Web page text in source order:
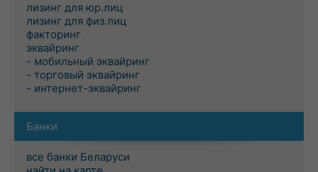
лизинг для юр.лиц
лизинг для физ.лиц
факторинг
эквайринг
- мобильный эквайринг
- торговый эквайринг
- интернет-эквайринг
Банки
все банки Беларуси